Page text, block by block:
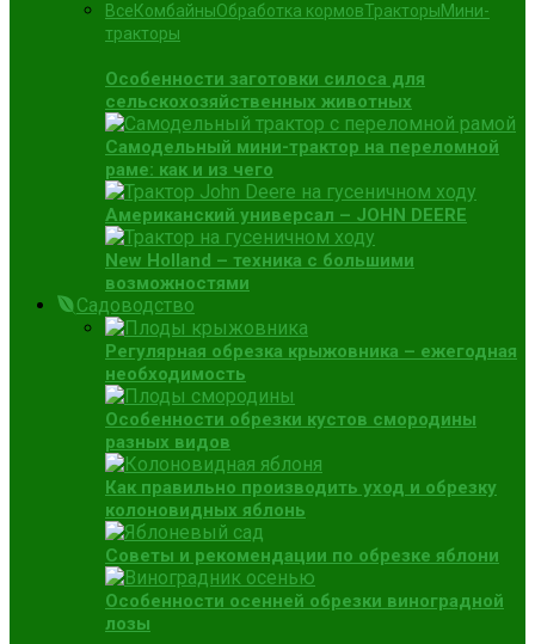
ВсеКомбайныОбработка кормовТракторыМини-
тракторы
Особенности заготовки силоса для
сельскохозяйственных животных
Самодельный мини-трактор на переломной
раме: как и из чего
Американский универсал – JOHN DEERE
New Holland – техника с большими
возможностями
Садоводство
Регулярная обрезка крыжовника – ежегодная
необходимость
Особенности обрезки кустов смородины
разных видов
Как правильно производить уход и обрезку
колоновидных яблонь
Советы и рекомендации по обрезке яблони
Особенности осенней обрезки виноградной
лозы